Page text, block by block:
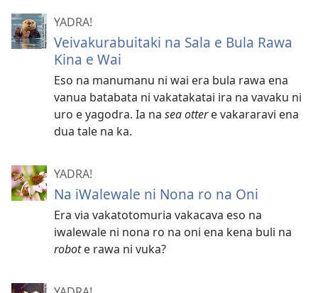
YADRA!
Veivakurabuitaki na Sala e Bula Rawa
Kina e Wai
Eso na manumanu ni wai era bula rawa ena
vanua batabata ni vakatakatai ira na vavaku ni
uro e yagodra. Ia na sea ottere vakararavi ena
dua tale na ka.
YADRA!
Na iWalewale ni Nona ro na Oni
Era via vakatotomuria vakacava eso na
iwalewale ni nona ro na oni ena kena buli na
robote rawa ni vuka?